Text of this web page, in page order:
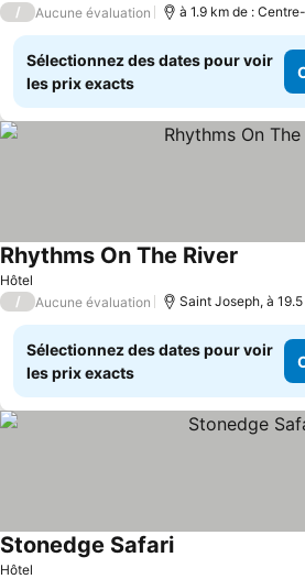
/ Aucune évaluation à 1.9 km de :
Sélectionnez des dates pour voir
les prix exacts
Hôtel
Rhythms On The River
/ Aucune évaluation Saint Joseph, à
Sélectionnez des dates pour voir
les prix exacts
Hôtel
Stonedge SafariConsulter les